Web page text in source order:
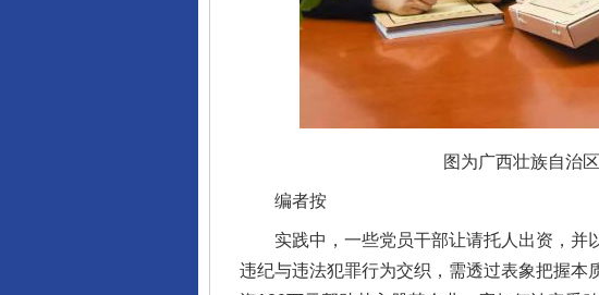
图为广西壮族自治
编者按
实践中，一些党员干部让请托人出资，并以
违纪与违法犯罪行为交织，需透过表象把握本